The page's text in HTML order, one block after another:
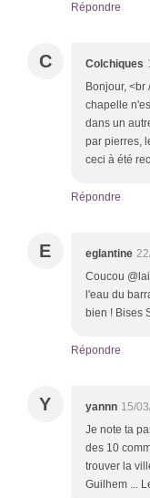
Répondre
C Colchiques
Bonjour,
chapelle
dans un
par pierres,
ceci à été
Répondre
E eglantine
Coucou
l'eau du
bien ! Bises
Répondre
Y yannn 15/
Je note ta
des 10
trouver la
Guilhem ...